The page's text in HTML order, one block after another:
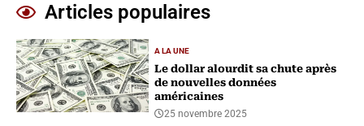
Articles populaires
A LA UNE
Le dollar alourdit sa chute après
de nouvelles données
américaines
25 novembre 2025